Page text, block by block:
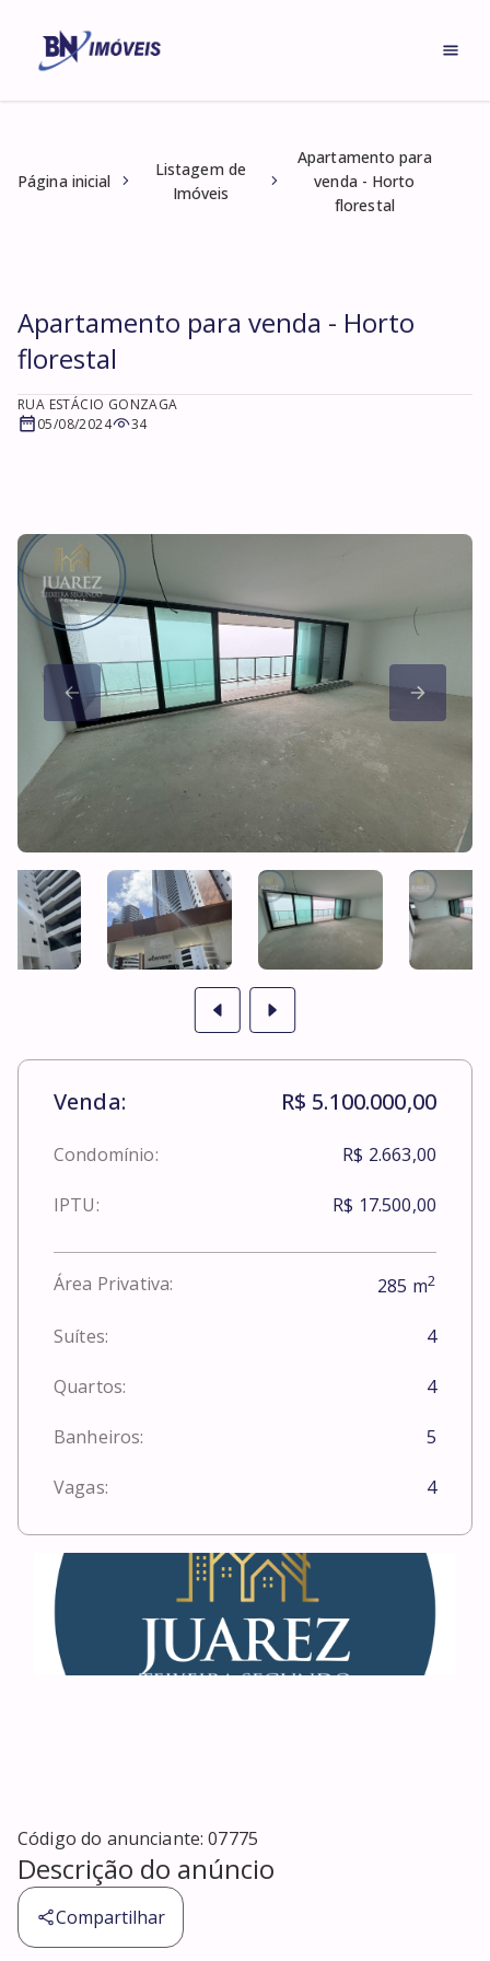
Página inicial
Listagem de
Imóveis
Apartamento para
venda - Horto
florestal
Apartamento para venda - Horto
florestal
RUA ESTÁCIO GONZAGA
05/08/2024
34
Venda: R$ 5.100.000,00
Condomínio: R$ 2.663,00
IPTU: R$ 17.500,00
Área Privativa: 285 m2
Suítes: 4
Quartos: 4
Banheiros: 5
Vagas: 4
Código do anunciante:07775
Descrição do anúncio
Compartilhar